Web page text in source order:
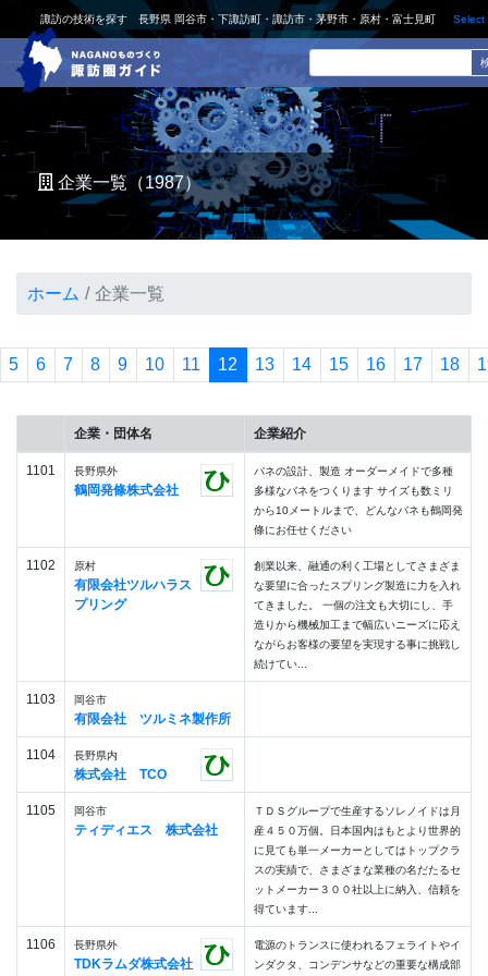
諏訪の技術を探す 長野県 岡谷市・下諏訪町・諏訪市・茅野市・原村・富士見町 Select
企業一覧（1987）
ホーム 企業一覧
5 6 7 8 9 10 11 12 13 14 15 16 17 18
企業・団体名 企業紹介
1101 長野県外
鶴岡発條株式会社
バネの設計、製造 オーダーメイドで多種
多様なバネをつくります サイズも数ミリ
から10メートルまで、どんなバネも鶴岡発
條にお任せください
1102 原村
有限会社ツルハラス
プリング
創業以来、融通の利く工場としてさまざま
な要望に合ったスプリング製造に力を入れ
てきました。 一個の注文も大切にし、手
造りから機械加工まで幅広いニーズに応え
ながらお客様の要望を実現する事に挑戦し
続けてい...
1103 岡谷市
有限会社 ツルミネ製作所
1104 長野県内
株式会社 TCO
1105 岡谷市
ティディエス 株式会社
ＴＤＳグループで生産するソレノイドは月
産４５０万個。日本国内はもとより世界的
に見ても単一メーカーとしてはトップクラ
スの実績で、さまざまな業種の名だたるセ
ットメーカー３００社以上に納入、信頼を
得ています...
1106 長野県外
TDKラムダ株式会社
電源のトランスに使われるフェライトやイ
ンダクタ、コンデンサなどの重要な構成部